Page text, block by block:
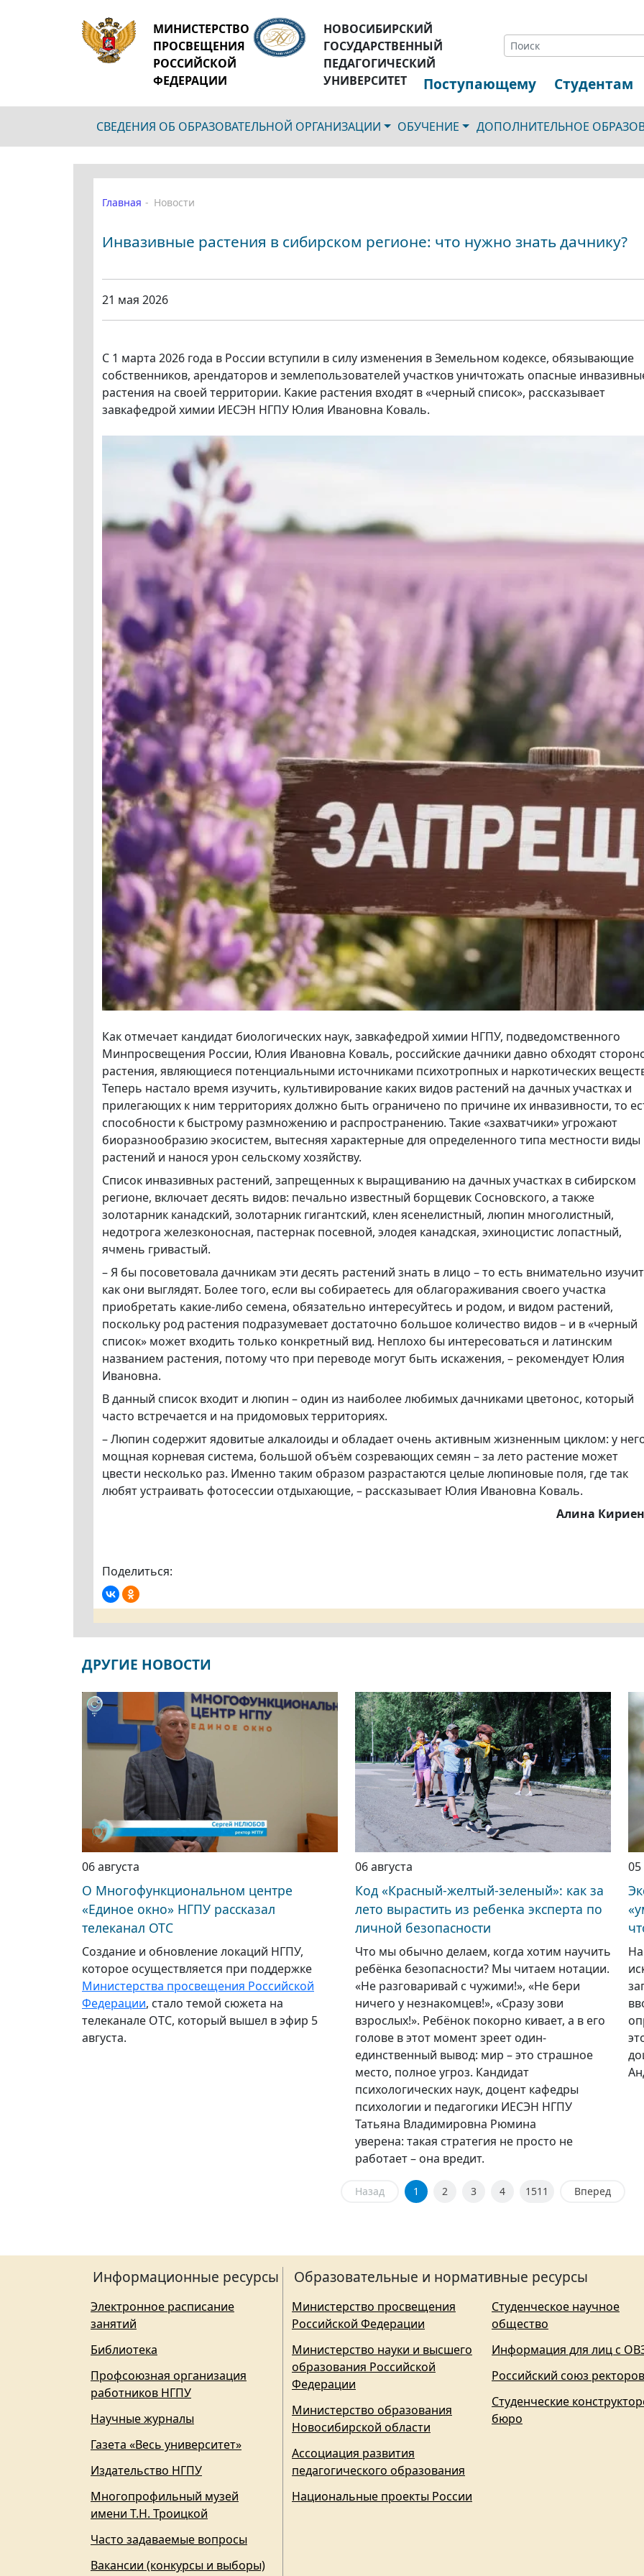
МИНИСТЕРСТВО
ПРОСВЕЩЕНИЯ
РОССИЙСКОЙ
ФЕДЕРАЦИИ
НОВОСИБИРСКИЙ
ГОСУДАРСТВЕННЫЙ
ПЕДАГОГИЧЕСКИЙ
УНИВЕРСИТЕТ
Поступающему Студентам
СВЕДЕНИЯ ОБ ОБРАЗОВАТЕЛЬНОЙ ОРГАНИЗАЦИИ ОБУЧЕНИЕ ДОПОЛНИТЕЛЬНОЕ
Главная Новости
Инвазивные растения в сибирском регионе: что нужно знать дачнику?
21 мая 2026
С 1 марта 2026 года в России вступили в силу изменения в Земельном кодексе, обязывающие
собственников, арендаторов и землепользователей участков уничтожать опасные
растения на своей территории. Какие растения входят в «черный список», рассказывает
завкафедрой химии ИЕСЭН НГПУ Юлия Ивановна Коваль.
Как отмечает кандидат биологических наук, завкафедрой химии НГПУ, подведомственного
Минпросвещения России, Юлия Ивановна Коваль, российские дачники давно обходят
растения, являющиеся потенциальными источниками психотропных и наркотических
Теперь настало время изучить, культивирование каких видов растений на дачных участках и
прилегающих к ним территориях должно быть ограничено по причине их инвазивности, то
способности к быстрому размножению и распространению. Такие «захватчики» угрожают
биоразнообразию экосистем, вытесняя характерные для определенного типа местности виды
растений и нанося урон сельскому хозяйству.
Список инвазивных растений, запрещенных к выращиванию на дачных участках в сибирском
регионе, включает десять видов: печально известный борщевик Сосновского, а также
золотарник канадский, золотарник гигантский, клен ясенелистный, люпин многолистный,
недотрога железконосная, пастернак посевной, элодея канадская, эхиноцистис лопастный,
ячмень гривастый.
– Я бы посоветовала дачникам эти десять растений знать в лицо – то есть внимательно
как они выглядят. Более того, если вы собираетесь для облагораживания своего участка
приобретать какие-либо семена, обязательно интересуйтесь и родом, и видом растений,
поскольку род растения подразумевает достаточно большое количество видов – и в «черный
список» может входить только конкретный вид. Неплохо бы интересоваться и латинским
названием растения, потому что при переводе могут быть искажения, – рекомендует Юлия
Ивановна.
В данный список входит и люпин – один из наиболее любимых дачниками цветонос, который
часто встречается и на придомовых территориях.
– Люпин содержит ядовитые алкалоиды и обладает очень активным жизненным циклом: у
мощная корневая система, большой объём созревающих семян – за лето растение может
цвести несколько раз. Именно таким образом разрастаются целые люпиновые поля, где так
любят устраивать фотосессии отдыхающие, – рассказывает Юлия Ивановна Коваль.
Алина
Поделиться:
ДРУГИЕ НОВОСТИ
06 августа
О Многофункциональном центре
«Единое окно» НГПУ рассказал
телеканал ОТС
Создание и обновление локаций НГПУ,
которое осуществляется при поддержке
Министерства просвещения Российской
Федерации, стало темой сюжета на
телеканале ОТС, который вышел в эфир 5
августа.
06 августа
Код «Красный-желтый-зеленый»: как за
лето вырастить из ребенка эксперта по
личной безопасности
Что мы обычно делаем, когда хотим научить
ребёнка безопасности? Мы читаем нотации.
«Не разговаривай с чужими!», «Не бери
ничего у незнакомцев!», «Сразу зови
взрослых!». Ребёнок покорно кивает, а в его
голове в этот момент зреет один-
единственный вывод: мир – это страшное
место, полное угроз. Кандидат
психологических наук, доцент кафедры
психологии и педагогики ИЕСЭН НГПУ
Татьяна Владимировна Рюмина
уверена: такая стратегия не просто не
работает – она вредит.
05
Назад 1 2 3 4 1511 Вперед
Информационные ресурсы
Электронное расписание
занятий
Библиотека
Профсоюзная организация
работников НГПУ
Научные журналы
Газета «Весь университет»
Издательство НГПУ
Многопрофильный музей
имени Т.Н. Троицкой
Часто задаваемые вопросы
Вакансии (конкурсы и выборы)
Образовательные и нормативные ресурсы
Министерство просвещения
Российской Федерации
Министерство науки и высшего
образования Российской
Федерации
Министерство образования
Новосибирской области
Ассоциация развития
педагогического образования
Национальные проекты России
Студенческое научное
общество
Информация для лиц с
Российский союз ректоров
Студенческие
бюро